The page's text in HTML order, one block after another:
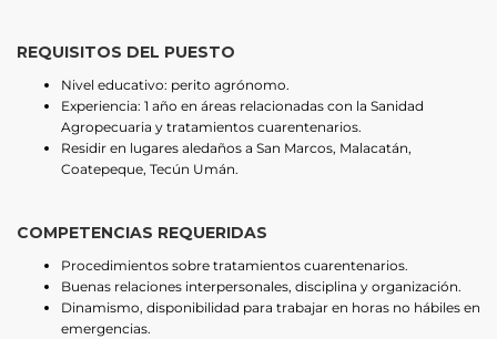
REQUISITOS DEL PUESTO
Nivel educativo: perito agrónomo.
Experiencia: 1 año en áreas relacionadas con la Sanidad
Agropecuaria y tratamientos cuarentenarios.
Residir en lugares aledaños a San Marcos, Malacatán,
Coatepeque, Tecún Umán.
COMPETENCIAS REQUERIDAS
Procedimientos sobre tratamientos cuarentenarios.
Buenas relaciones interpersonales, disciplina y organización.
Dinamismo, disponibilidad para trabajar en horas no hábiles en
emergencias.